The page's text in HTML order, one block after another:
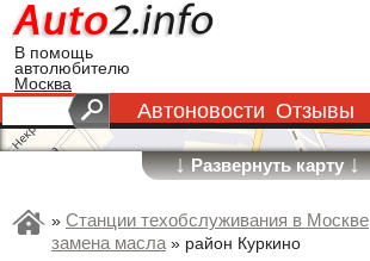
В помощь
автолюбителю
Москва
Автоновости Отзывы
↓Развернуть карту↓
» Станции техобслуживания в Москве
замена масла» район Куркино